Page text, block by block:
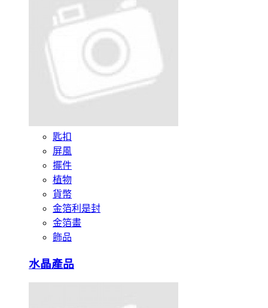
匙扣
屏風
擺件
植物
貨幣
金箔利是封
金箔畫
飾品
水晶產品